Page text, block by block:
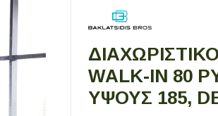
WALK-IN 80
ΎΨΟΥΣ 185,